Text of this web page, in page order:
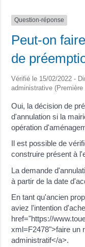
Question-réponse
Peut-on
de
Vérifié le 15/02/2022 -
administrative (Première
Oui, la décision de
d'annulation si la
opération
Il est possible de
construire présent à
La demande
à partir de la date
En tant qu'ancien
aviez l'intention
href="https://
xml=F2478">faire un
administratif</a>.